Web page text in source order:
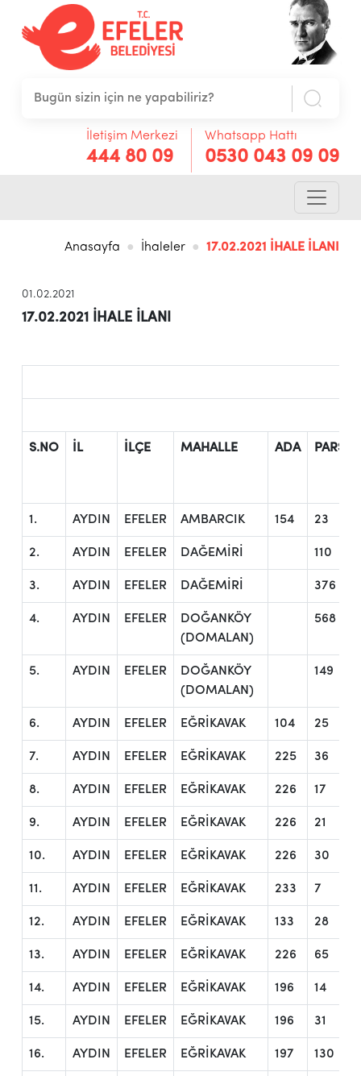
İletişim Merkezi
444 80 09
Whatsapp Hattı
0530 043 09 09
Anasayfa İhaleler 17.02.2021 İHALE İLANI
01.02.2021
17.02.2021 İHALE İLANI
S.NO İL İLÇE MAHALLE ADA PARSEL
1. AYDIN EFELER AMBARCIK 154 23
2. AYDIN EFELER DAĞEMİRİ 110
3. AYDIN EFELER DAĞEMİRİ 376
4. AYDIN EFELER
DOĞANKÖY
(DOMALAN)
568
5. AYDIN EFELER
DOĞANKÖY
(DOMALAN)
149
6. AYDIN EFELER EĞRİKAVAK 104 25
7. AYDIN EFELER EĞRİKAVAK 225 36
8. AYDIN EFELER EĞRİKAVAK 226 17
9. AYDIN EFELER EĞRİKAVAK 226 21
10. AYDIN EFELER EĞRİKAVAK 226 30
11. AYDIN EFELER EĞRİKAVAK 233 7
12. AYDIN EFELER EĞRİKAVAK 133 28
13. AYDIN EFELER EĞRİKAVAK 226 65
14. AYDIN EFELER EĞRİKAVAK 196 14
15. AYDIN EFELER EĞRİKAVAK 196 31
16. AYDIN EFELER EĞRİKAVAK 197 130